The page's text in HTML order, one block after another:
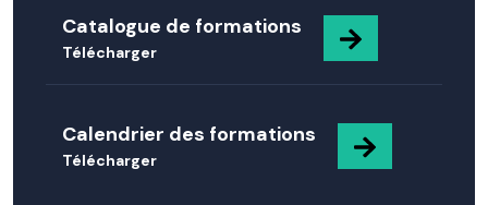
Catalogue de formations
Télécharger
Calendrier des formations
Télécharger